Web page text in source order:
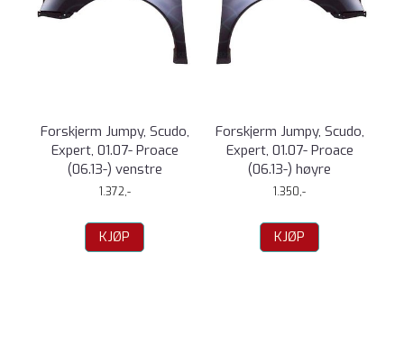
Forskjerm Jumpy, Scudo,
Expert, 01.07- Proace
(06.13-) venstre
1.372,-
KJØP
Forskjerm Jumpy, Scudo,
Expert, 01.07- Proace
(06.13-) høyre
1.350,-
KJØP